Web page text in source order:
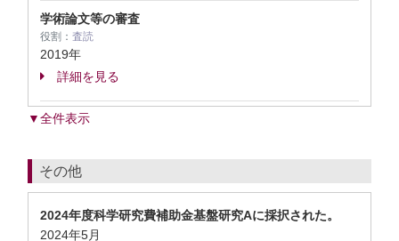
学術論文等の審査
役割： 査読
2019年
詳細を見る
▼全件表示
その他
2024年度科学研究費補助金基盤研究Aに採択された。
2024年5月